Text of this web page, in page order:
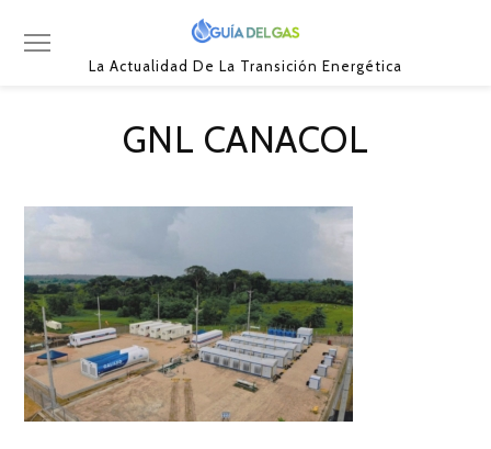
La Actualidad De La Transición Energética
GNL CANACOL